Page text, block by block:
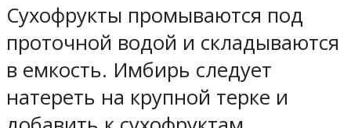
Сухофрукты промываются под
проточной водой и складываются
в емкость. Имбирь следует
натереть на крупной терке и